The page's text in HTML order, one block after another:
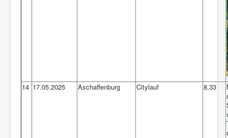
14 17.05.2025 Aschaffenburg Citylauf 8,33